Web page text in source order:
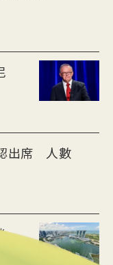
出席 人數